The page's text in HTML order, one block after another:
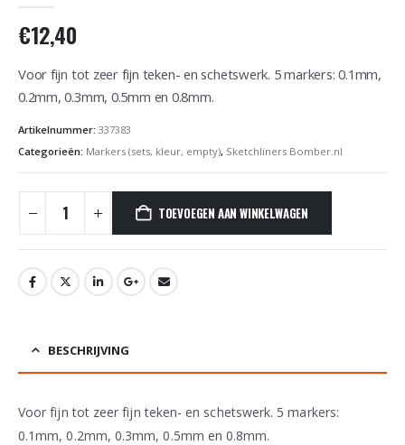
€12,40
Voor fijn tot zeer fijn teken- en schetswerk. 5 markers: 0.1mm,
0.2mm, 0.3mm, 0.5mm en 0.8mm.
Artikelnummer: 337383
Categorieën: Markers (sets, kleur, empty), Sketchliners Bomber.nl
TOEVOEGEN AAN WINKELWAGEN
BESCHRIJVING
Voor fijn tot zeer fijn teken- en schetswerk. 5 markers:
0.1mm, 0.2mm, 0.3mm, 0.5mm en 0.8mm.